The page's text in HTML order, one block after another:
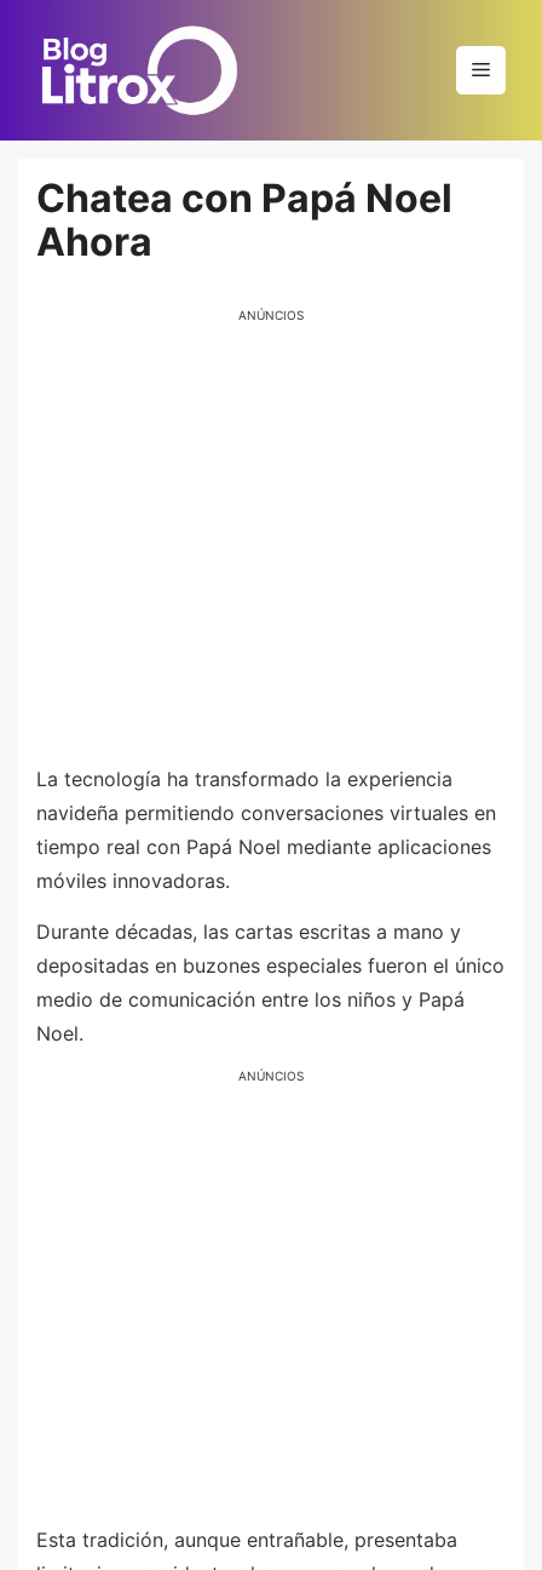
contenido
Menú
Chatea con Papá Noel
Ahora
ANÚNCIOS
La tecnología ha transformado la experiencia
navideña permitiendo conversaciones virtuales en
tiempo real con Papá Noel mediante aplicaciones
móviles innovadoras.
Durante décadas, las cartas escritas a mano y
depositadas en buzones especiales fueron el único
medio de comunicación entre los niños y Papá
Noel.
ANÚNCIOS
Esta tradición, aunque entrañable, presentaba